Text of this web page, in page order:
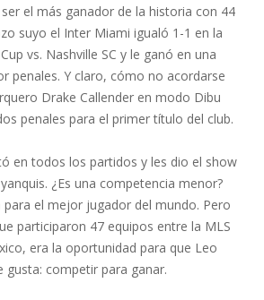
el más ganador de la historia con 44
suyo el Inter Miami igualó 1-1 en la
vs. Nashville SC y le ganó en una
penales. Y claro, cómo no acordarse
Drake Callender en modo Dibu
penales para el primer título del club.
en todos los partidos y les dio el show
¿Es una competencia menor?
para el mejor jugador del mundo. Pero
participaron 47 equipos entre la MLS
era la oportunidad para que Leo
gusta: competir para ganar.